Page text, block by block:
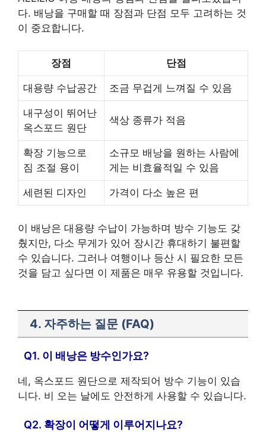
다. 배낭을 구매할 때 장점과 단점 모두 고려하는 것
이 중요합니다.
장점 단점
대용량 수납공간 조금 무겁게 느껴질 수 있음
내구성이 뛰어난
옥스포드 원단
색상 종류가 적음
확장 기능으로
짐 조절 용이
소규모 배낭을 원하는 사람에
게는 비효율적일 수 있음
세련된 디자인 가격이 다소 높은 편
이 배낭은 대용량 수납이 가능하며 방수 기능도 갖
췄지만, 다소 무게가 있어 장시간 휴대하기 불편할
수 있습니다. 그러나 여행이나 등산 시 필요한 모든
것을 담고 싶다면 이 제품은 매우 유용할 것입니다.
4. 자주하는 질문 (FAQ)
Q1. 이 배낭은 방수인가요?
네, 옥스포드 원단으로 제작되어 방수 기능이 있습
니다. 비 오는 날에도 안전하게 사용할 수 있습니다.
Q2. 확장이 어떻게 이루어지나요?